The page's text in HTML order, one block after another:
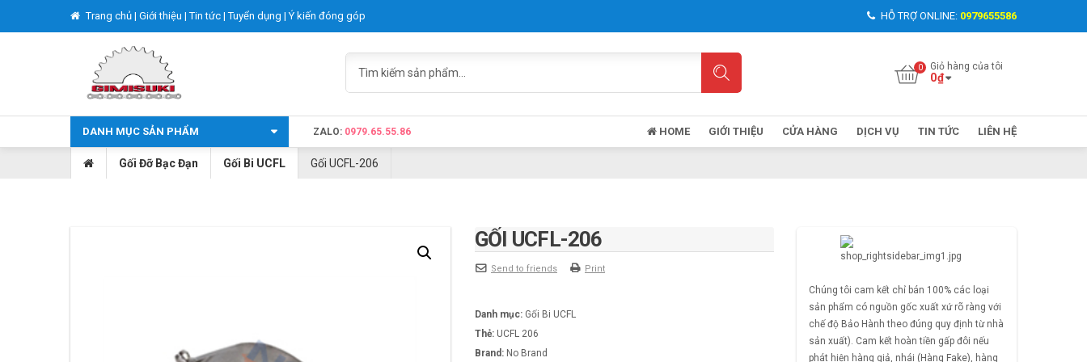
Trang chủ | Giới thiệu |Tin tức |Tuyển dụng |Ý kiến đóng góp HỖ TRỢ ONLINE: 0979655586
Giỏ hàng của tôi
0₫
DANH MỤC SẢN PHẨM ZALO: 0979.65.55.86 HOME GIỚI THIỆU CỬA HÀNG DỊCH VỤ TIN TỨC LIÊN HỆ
Gối Đỡ Bạc Đạn Gối Bi UCFL Gối UCFL-206
GỐI UCFL-206
Send to friends Print
Danh mục: Gối Bi UCFL
Thẻ: UCFL 206
Brand: No Brand
Chúng tôi cam kết chỉ bán 100% các loại
sản phẩm có nguồn gốc xuất xứ rõ ràng với
chế độ Bảo Hành theo đúng quy định từ nhà
sản xuất). Cam kết hoàn tiền gấp đôi nếu
phát hiện hàng giả, nhái (Hàng Fake), hàng